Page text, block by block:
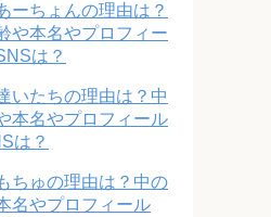
ーちょんの理由は？
や本名やプロフィー
は？
いたちの理由は？中
本名やプロフィール
は？
ちゅの理由は？中の
名やプロフィール